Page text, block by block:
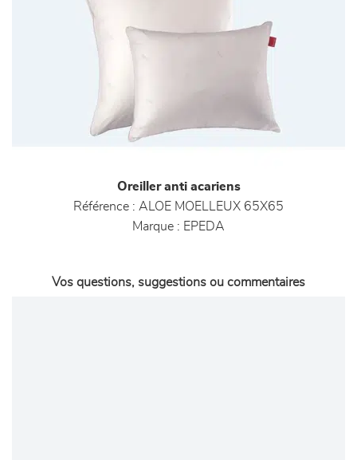
Oreiller anti acariens
Référence : ALOE MOELLEUX 65X65
Marque : EPEDA
Vos questions, suggestions ou commentaires